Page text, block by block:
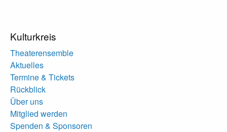
Kulturkreis
Theaterensemble
Aktuelles
Termine & Tickets
Rückblick
Über uns
Mitglied werden
Spenden & Sponsoren